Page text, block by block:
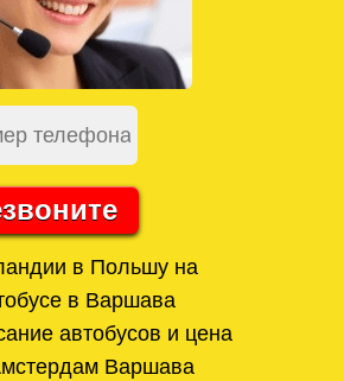
в Польшу на
в Варшава
автобусов и цена
Варшава